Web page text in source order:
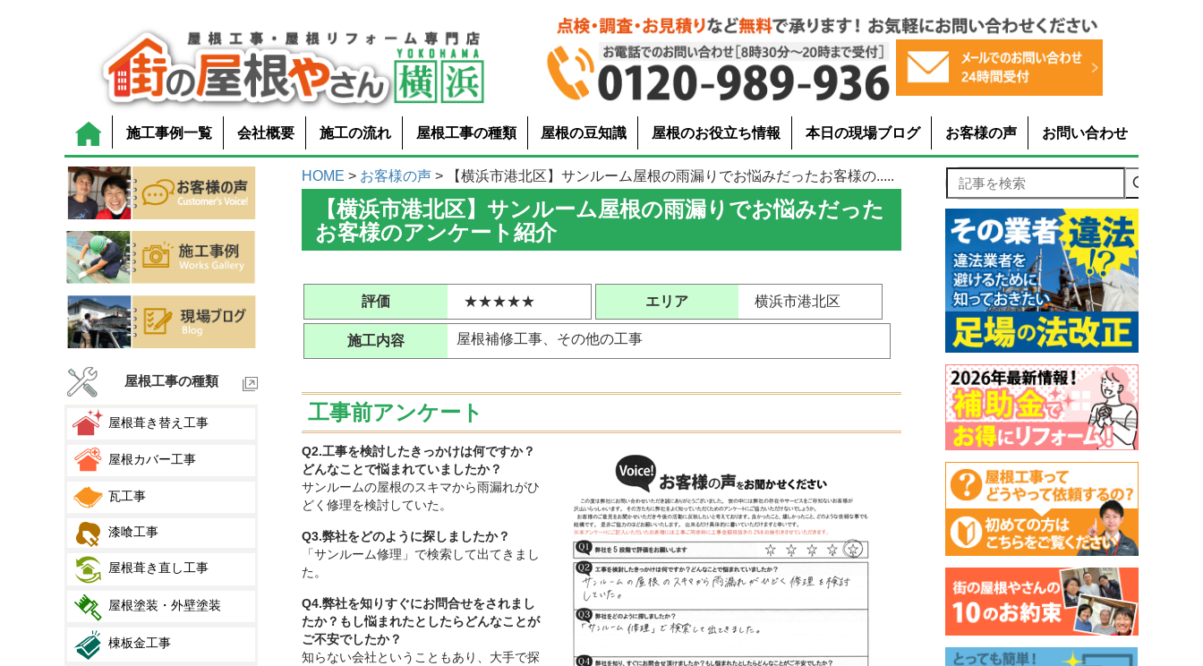
施工事例一覧 会社概要 施工の流れ 屋根工事の種類 屋根の豆知識 屋根のお役立ち情報 本日の現場ブログ お客様の声 お問い合わせ
屋根工事の種類
屋根葺き替え工事
屋根カバー工事
瓦工事
漆喰工事
屋根葺き直し工事
屋根塗装・外壁塗装
棟板金工事
HOME > お客様の声 > 【横浜市港北区】サンルーム屋根の雨漏りでお悩みだったお客様の.....
【横浜市港北区】サンルーム屋根の雨漏りでお悩みだった
お客様のアンケート紹介
評価 ★★★★★ エリア 横浜市港北区
施工内容 屋根補修工事、その他の工事
工事前アンケート
Q2.工事を検討したきっかけは何ですか？
どんなことで悩まれていましたか？
サンルームの屋根のスキマから雨漏れがひ
どく修理を検討していた。
Q3.弊社をどのように探しましたか？
「サンルーム修理」で検索して出てきまし
た。
Q4.弊社を知りすぐにお問合せをされまし
たか？もし悩まれたとしたらどんなことが
ご不安でしたか？
知らない会社ということもあり、大手で探
記事を検索